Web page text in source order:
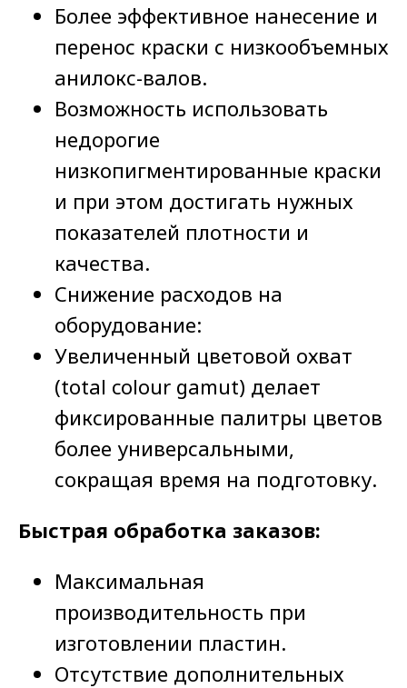
Более эффективное нанесение и
перенос краски с низкообъемных
анилокс-валов.
Возможность использовать
недорогие
низкопигментированные краски
и при этом достигать нужных
показателей плотности и
качества.
Снижение расходов на
оборудование:
Увеличенный цветовой охват
(total colour gamut) делает
фиксированные палитры цветов
более универсальными,
сокращая время на подготовку.
Быстрая обработка заказов:
Максимальная
производительность при
изготовлении пластин.
Отсутствие дополнительных
Тел: 8 499 558-39-50
commerce@optimasmart.ru
Москва, 6-я Радиальная улица, 17
Расходные материалы
Флексопластины
Наши технологии
Наше оборудование
Электронный документооборот
Характеристики пластин для изготовления
Эксплуатация печатных форм
Технические требования к электронным
Офис и производство
Производство
Политика ООО «ОптимасмАрт»
Сводных данные о результатах
проведения СОУТ и перечень
мероприятий по улучшению условий и
охраны труда
Политика в отношении обработки
данных сотрудников